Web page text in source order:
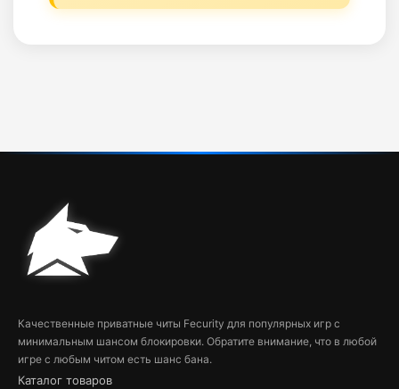
Качественные приватные читы Fecurity для популярных игр с
минимальным шансом блокировки. Обратите внимание, что в любой
игре с любым читом есть шанс бана.
Каталог товаров